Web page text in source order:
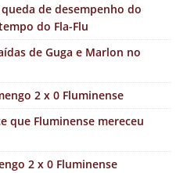
de desempenho do
do Fla-Flu
de Guga e Marlon no
2 x 0 Fluminense
que Fluminense mereceu
2 x 0 Fluminense